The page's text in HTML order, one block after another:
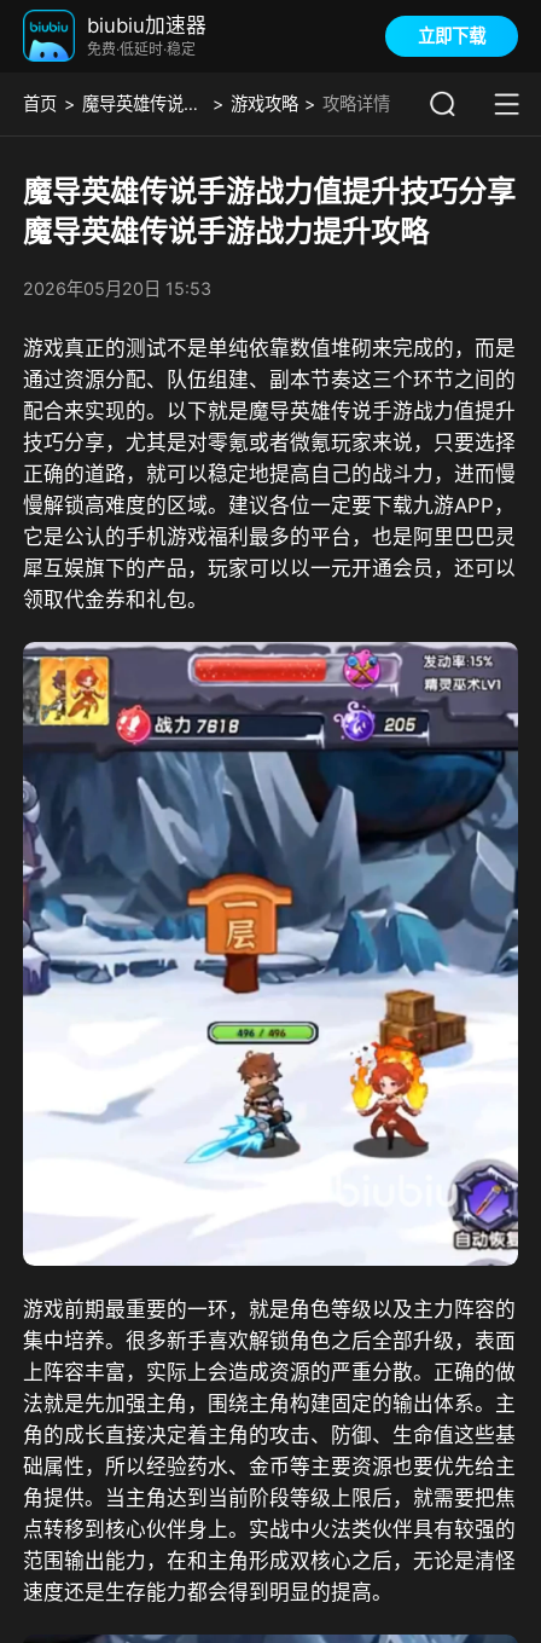
biubiu加速器
免费·低延时·稳定
立即下载
首页 魔导英雄传说手游版01 游戏攻略 攻略详情
魔导英雄传说手游战力值提升技巧分享
魔导英雄传说手游战力提升攻略
2026年05月20日 15:53
游戏真正的测试不是单纯依靠数值堆砌来完成的，而是
通过资源分配、队伍组建、副本节奏这三个环节之间的
配合来实现的。以下就是魔导英雄传说手游战力值提升
技巧分享，尤其是对零氪或者微氪玩家来说，只要选择
正确的道路，就可以稳定地提高自己的战斗力，进而慢
慢解锁高难度的区域。 建议各位一定要下载九游APP，
它是公认的手机游戏福利最多的平台，也是阿里巴巴灵
犀互娱旗下的产品，玩家可以以一元开通会员，还可以
领取代金券和礼包。
游戏前期最重要的一环，就是角色等级以及主力阵容的
集中培养。很多新手喜欢解锁角色之后全部升级，表面
上阵容丰富，实际上会造成资源的严重分散。正确的做
法就是先加强主角，围绕主角构建固定的输出体系。主
角的成长直接决定着主角的攻击、防御、生命值这些基
础属性，所以经验药水、金币等主要资源也要优先给主
角提供。当主角达到当前阶段等级上限后，就需要把焦
点转移到核心伙伴身上。实战中火法类伙伴具有较强的
范围输出能力，在和主角形成双核心之后，无论是清怪
速度还是生存能力都会得到明显的提高。